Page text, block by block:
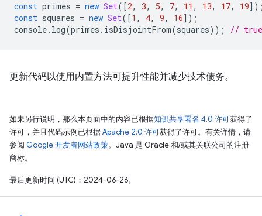
const primes = new Set([2, 3, 5, 7, 11 , 13, 17, 19
const squares = new Set([1 , 4, 9, 16]);
console. log(primes . isDisjointFrom(squares)); // true
更新代码以使用内置方法可提升性能并减少技术债务。
如未另行说明，那么本页面中的内容已根据知识共享署名 4.0 许可获得了
许可，并且代码示例已根据Apache 2.0 许可获得了许可。有关详情，请
参阅 Google 开发者网站政策。Java 是 Oracle 和/或其关联公司的注册
商标。
最后更新时间 (UTC)：2024-06-26。